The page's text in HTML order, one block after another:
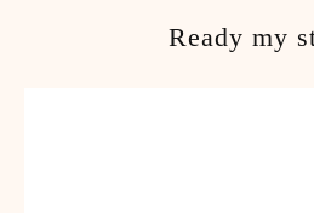
Ready my